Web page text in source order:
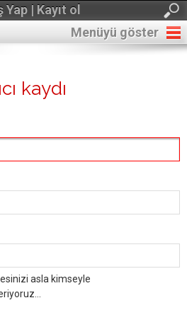
Yap | Kayıt ol
Menüyü göster
kaydı
asla kimseyle